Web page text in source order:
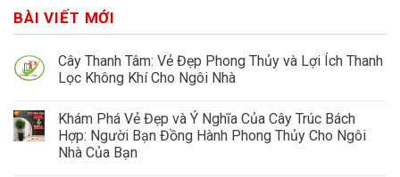
BÀI VIẾT MỚI
Cây Thanh Tâm: Vẻ Đẹp Phong Thủy và Lợi Ích Thanh
Lọc Không Khí Cho Ngôi Nhà
Khám Phá Vẻ Đẹp và Ý Nghĩa Của Cây Trúc Bách
Hợp: Người Bạn Đồng Hành Phong Thủy Cho Ngôi
Nhà Của Bạn